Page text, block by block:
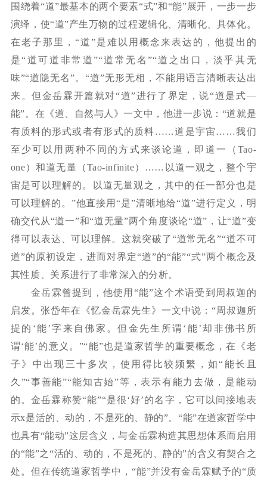
围绕着“道”最基本的两个要素“式”和“能”展开，一步一步
演绎，使“道”产生万物的过程逻辑化、清晰化、具体化。
在老子那里，“道”是难以用概念来表达的，他提出的
是“道可道非常道”“道常无名”“道之出口，淡乎其无
味”“道隐无名”。“道”无形无相，不能用语言清晰表达出
来。但金岳霖开篇就对“道”进行了界定，说“道是式—
能”。在《道、自然与人》一文中，他进一步说：“道就是
有质料的形式或者有形式的质料……道是宇宙……我们
至少可以用两种不同的方式来谈论道，即道一（Tao-
one）和道无量（Tao-infinite）……以道一观之，整个宇
宙是可以理解的。以道无量观之，其中的任一部分也是
可以理解的。”他直接用“是”清晰地给“道”进行定义，明
确交代从“道一”和“道无量”两个角度谈论“道”，让“道”变
得可以表达、可以理解。这就突破了“道常无名”“道不可
道”的原初设定，进而对界定“道”的“能”“式”两个概念及
其性质、关系进行了非常深入的分析。
金岳霖曾提到，他使用 “能”这个术语受到周叔迦的
启发。张岱年在《忆金岳霖先生》一文中说：“周叔迦所
提的‘能’字来自佛家。但金先生所谓‘能’却非佛书所
谓‘能’的意义。”“能”也是道家哲学的重要概念，在《老
子》中出现三十多次，使用得比较频繁，如“能长且
久”“事善能”“能知古始”等，表示有能力去做，是能动
的。金岳霖称赞“能”“是很‘好’的名字，它可以间接地表
示x是活的、动的，不是死的、静的”。“能”在道家哲学中
也具有“能动”这层含义，与金岳霖构造其思想体系而启用
的“能”之“活的、动的，不是死的、静的”的含义有契合之
处。但在传统道家哲学中，“能”并没有金岳霖赋予的“质